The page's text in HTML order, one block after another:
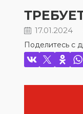
17.01.2024
Поделитесь с